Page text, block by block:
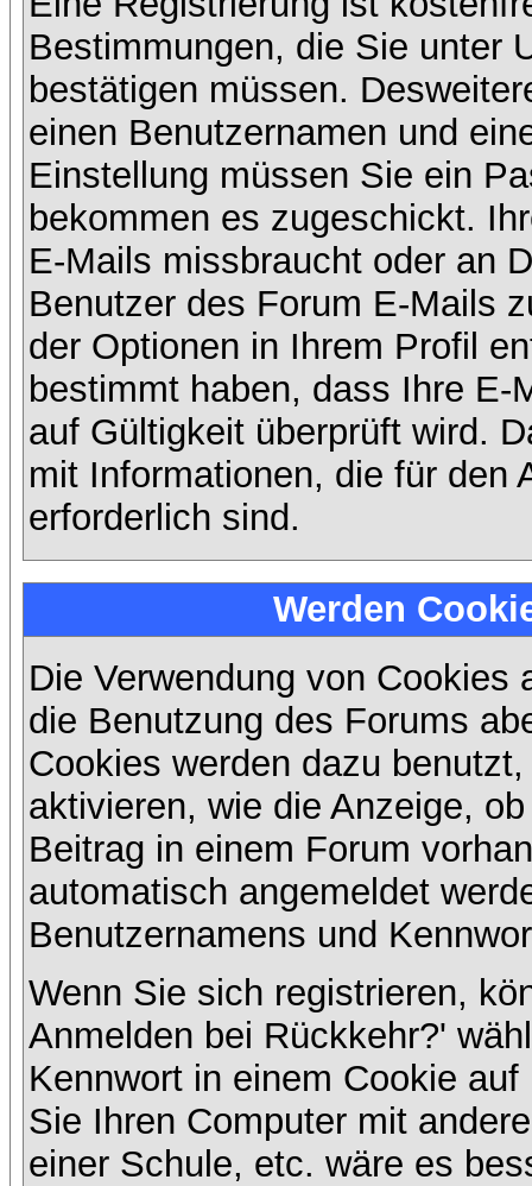
Bestimmungen, die Sie unter
bestätigen müssen.
einen Benutzernamen und
Einstellung müssen Sie ein
bekommen es zugeschickt.
E-Mails missbraucht oder an
Benutzer des Forum E-Mails
der Optionen in Ihrem Profil
bestimmt haben, dass Ihre E-
auf Gültigkeit überprüft wird.
mit Informationen, die für den
erforderlich sind.
Werden
Die Verwendung von
die Benutzung des Forums
Cookies werden dazu
aktivieren, wie die Anzeige,
Beitrag in einem Forum
automatisch angemeldet
Benutzernamens und
Wenn Sie sich registrieren,
Anmelden bei Rückkehr?'
Kennwort in einem Cookie
Sie Ihren Computer mit
einer Schule, etc. wäre es